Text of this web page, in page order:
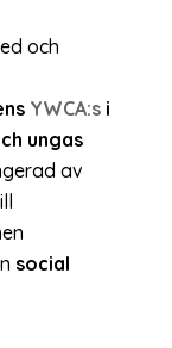
och
YWCA:s i
ungas
av
social